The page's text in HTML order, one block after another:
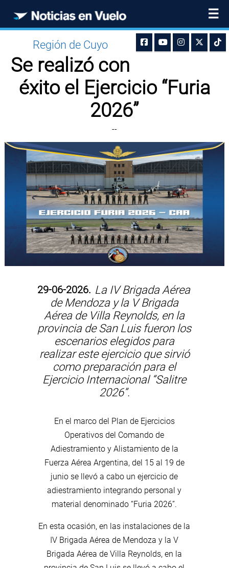
☰
Región de Cuyo
Se realizó con
éxito el Ejercicio “Furia
2026”
--
29-06-2026. La IV Brigada Aérea
de Mendoza y la V Brigada
Aérea de Villa Reynolds, en la
provincia de San Luis fueron los
escenarios elegidos para
realizar este ejercicio que sirvió
como preparación para el
Ejercicio Internacional “Salitre
2026”.
En el marco del Plan de Ejercicios
Operativos del Comando de
Adiestramiento y Alistamiento de la
Fuerza Aérea Argentina, del 15 al 19 de
junio se llevó a cabo un ejercicio de
adiestramiento integrando personal y
material denominado “Furia 2026”.
En esta ocasión, en las instalaciones de la
IV Brigada Aérea de Mendoza y la V
Brigada Aérea de Villa Reynolds, en la